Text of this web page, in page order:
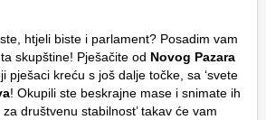
htjeli biste i parlament? Posadim vam
skupštine! Pješačite od Novog Pazara
pješaci kreću s još dalje točke, sa ‘svete
! Okupili ste beskrajne mase i snimate ih
društvenu stabilnost’ takav će vam